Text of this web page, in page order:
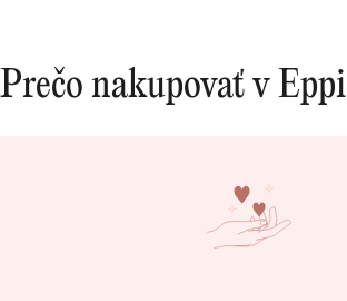
Prečo nakupovať v Eppi